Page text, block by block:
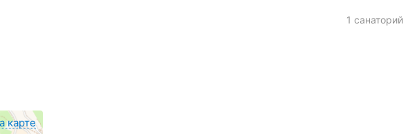
1 санаторий
карте